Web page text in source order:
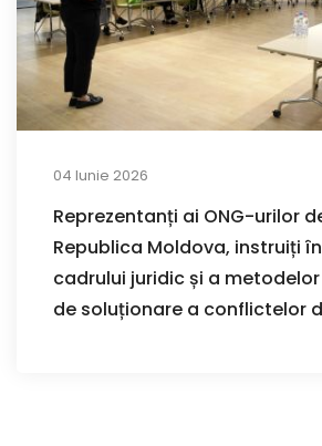
04 Iunie 2026
Reprezentanți ai ONG-urilor
Republica Moldova, instruiți
cadrului juridic și a
de soluționare a conflictelor